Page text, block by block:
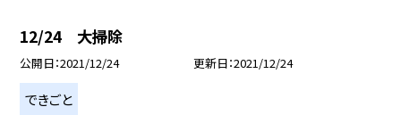
12/24 大掃除
公開日 2021/12/24 更新日 2021/12/24
できごと